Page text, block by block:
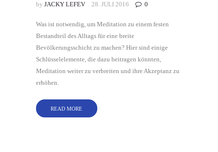
by JACKY LEFEV 28. JULI 2016 0
Was ist notwendig, um Meditation zu einem festen
Bestandteil des Alltags für eine breite
Bevölkerungsschicht zu machen? Hier sind einige
Schlüsselelemente, die dazu beitragen könnten,
Meditation weiter zu verbreiten und ihre Akzeptanz zu
erhöhen.
READ MORE